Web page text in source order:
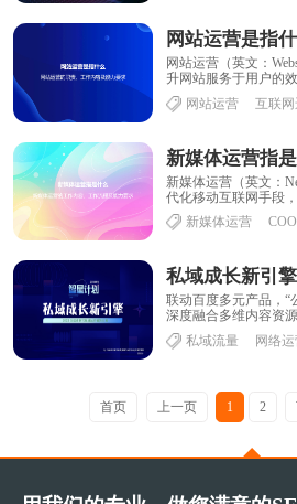
网站运营（英文：
升网站服务于用户的
经营有关的行为工作
网站运营 互联
新媒体运营（英文：
代化移动互联网手段
微博、贴吧等新兴媒
新媒体运营 COO
联动百度多元产品，“
深度融合多维内容资
私域运营模式。百度
私域流量 网络
首页 上一页 1 2